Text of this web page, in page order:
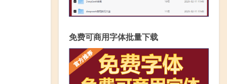
免费可商用字体批量下载